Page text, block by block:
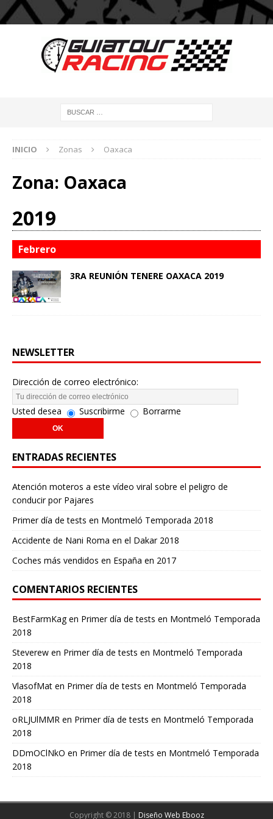
INICIO Zonas Oaxaca
Zona: Oaxaca
2019
Febrero
3RA REUNIÓN TENERE OAXACA 2019
NEWSLETTER
Dirección de correo electrónico:
Usted desea Suscribirme Borrarme
ENTRADAS RECIENTES
Atención moteros a este vídeo viral sobre el peligro de
conducir por Pajares
Primer día de tests en Montmeló Temporada 2018
Accidente de Nani Roma en el Dakar 2018
Coches más vendidos en España en 2017
COMENTARIOS RECIENTES
BestFarmKagen Primer día de tests en Montmeló Temporada
2018
Steverew en Primer día de tests en Montmeló Temporada
2018
VlasofMat en Primer día de tests en Montmeló Temporada
2018
oRLJUlMMR en Primer día de tests en Montmeló Temporada
2018
DDmOClNkO en Primer día de tests en Montmeló Temporada
2018
Copyright © 2018 | Diseño Web Ebooz